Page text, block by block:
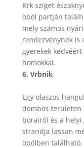
Krk sziget
öböl partján
mely számos
rendezvénynek is
gyerekek
homokkal.
6. Vrbnik
Egy olaszos
dombos területen
borairól és a
strandja lassan
öbölben található.